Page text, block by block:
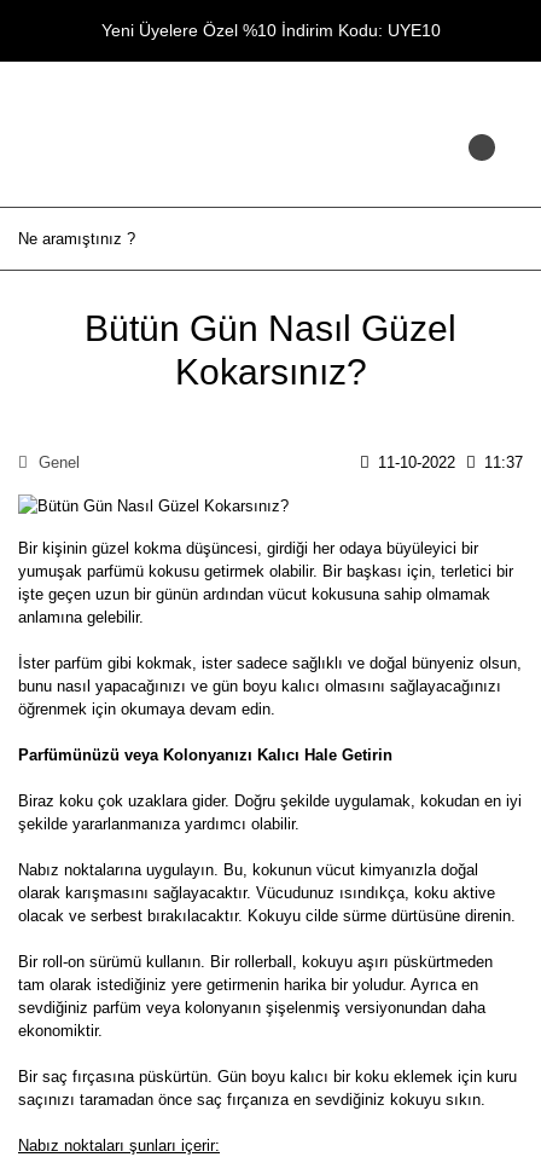
Yeni Üyelere Özel %10 İndirim Kodu: UYE10
Bütün Gün Nasıl Güzel
Kokarsınız?
Genel 11-10-2022 11:37
Bir kişinin güzel kokma düşüncesi, girdiği her odaya büyüleyici bir
yumuşak parfümü kokusu getirmek olabilir. Bir başkası için, terletici bir
işte geçen uzun bir günün ardından vücut kokusuna sahip olmamak
anlamına gelebilir.
İster parfüm gibi kokmak, ister sadece sağlıklı ve doğal bünyeniz olsun,
bunu nasıl yapacağınızı ve gün boyu kalıcı olmasını sağlayacağınızı
öğrenmek için okumaya devam edin.
Parfümünüzü veya Kolonyanızı Kalıcı Hale Getirin
Biraz koku çok uzaklara gider. Doğru şekilde uygulamak, kokudan en iyi
şekilde yararlanmanıza yardımcı olabilir.
Nabız noktalarına uygulayın. Bu, kokunun vücut kimyanızla doğal
olarak karışmasını sağlayacaktır. Vücudunuz ısındıkça, koku aktive
olacak ve serbest bırakılacaktır. Kokuyu cilde sürme dürtüsüne direnin.
Bir roll-on sürümü kullanın. Bir rollerball, kokuyu aşırı püskürtmeden
tam olarak istediğiniz yere getirmenin harika bir yoludur. Ayrıca en
sevdiğiniz parfüm veya kolonyanın şişelenmiş versiyonundan daha
ekonomiktir.
Bir saç fırçasına püskürtün. Gün boyu kalıcı bir koku eklemek için kuru
saçınızı taramadan önce saç fırçanıza en sevdiğiniz kokuyu sıkın.
Nabız noktaları şunları içerir: